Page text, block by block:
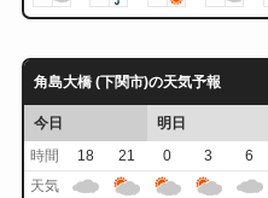
角島大橋 (下関市)の天気予報
今日
明日
時間
18 21 0 3 6
天気